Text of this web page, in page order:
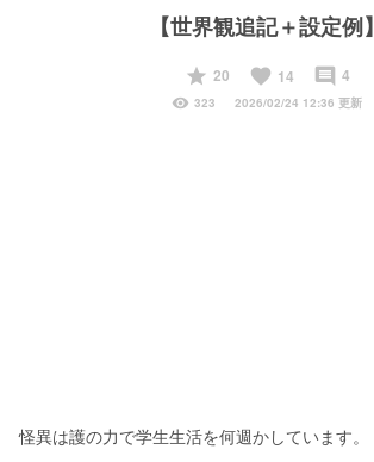
【世界観追記＋設定例】
start
20 favorite 14 insert_comment 4
visibility 323 2026/02/24 12:36 更新
怪異は護の力で学生生活を何週かしています。